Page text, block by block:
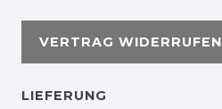
VERTRAG WIDERRUFEN
LIEFERUNG